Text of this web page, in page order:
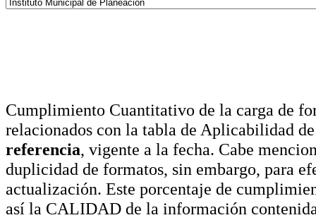
Cumplimiento Cuantitativo de la carga de
relacionados con la tabla de Aplicabilidad
referencia, vigente a la fecha. Cabe
duplicidad de formatos, sin embargo, para
actualización. Este porcentaje de
así la CALIDAD de la información